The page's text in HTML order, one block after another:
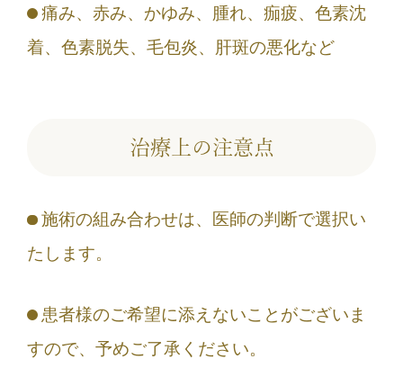
痛み、赤み、かゆみ、腫れ、痂疲、色素沈
着、色素脱失、毛包炎、肝斑の悪化など
治療上の注意点
施術の組み合わせは、医師の判断で選択い
たします。
患者様のご希望に添えないことがございま
すので、予めご了承ください。